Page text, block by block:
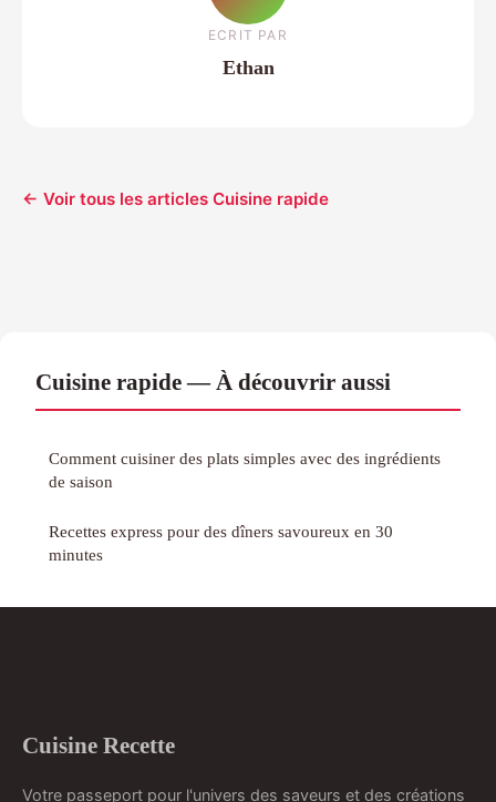
ECRIT PAR
Ethan
← Voir tous les articles Cuisine rapide
Cuisine rapide — À découvrir aussi
Comment cuisiner des plats simples avec des ingrédients
de saison
Recettes express pour des dîners savoureux en 30
minutes
Cuisine Recette
Votre passeport pour l'univers des saveurs et des créations